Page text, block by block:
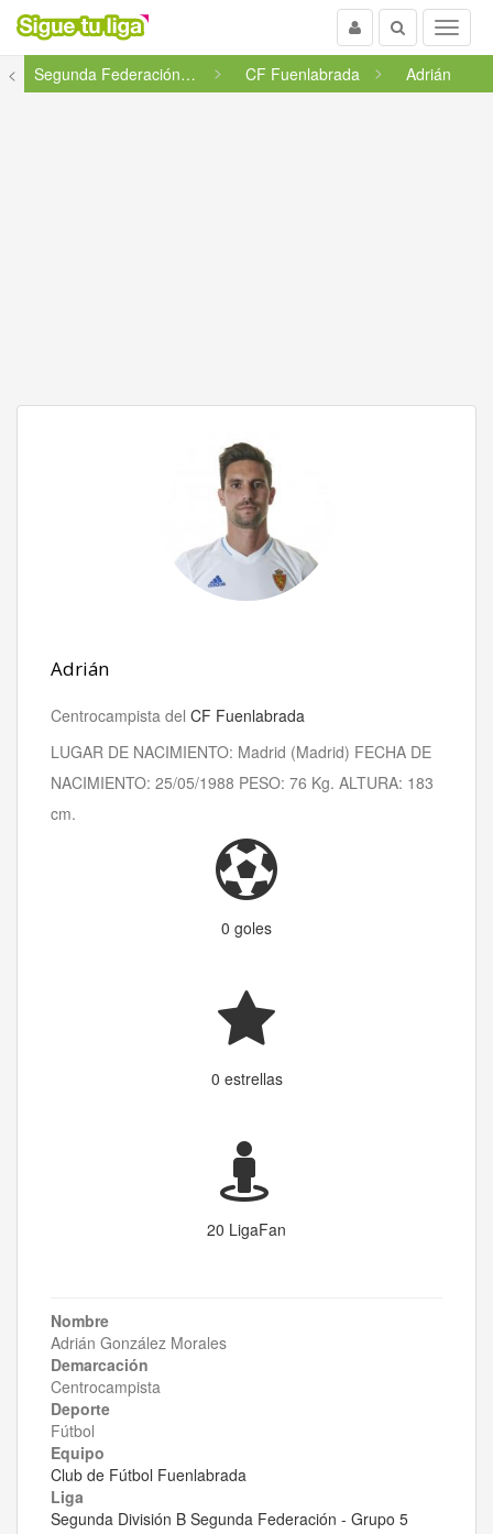
Menu
Buscar
Usuario
<
Segunda Federación - Grupo 5 CF Fuenlabrada Adrián
Adrián
Centrocampista del CF Fuenlabrada
LUGAR DE NACIMIENTO: Madrid (Madrid) FECHA DE
NACIMIENTO: 25/05/1988 PESO: 76 Kg. ALTURA: 183
cm.
0 goles
0 estrellas
20 LigaFan
Nombre
Adrián González Morales
Demarcación
Centrocampista
Deporte
Fútbol
Equipo
Club de Fútbol Fuenlabrada
Liga
Segunda División B Segunda Federación - Grupo 5